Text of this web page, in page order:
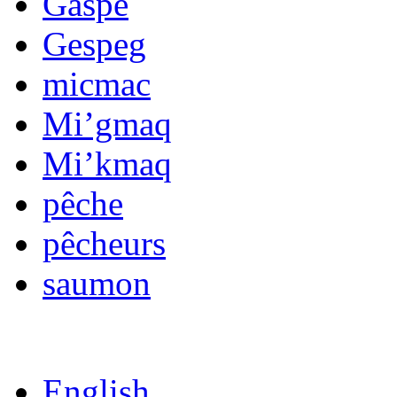
Gespeg
micmac
Mi’gmaq
Mi’kmaq
pêche
pêcheurs
saumon